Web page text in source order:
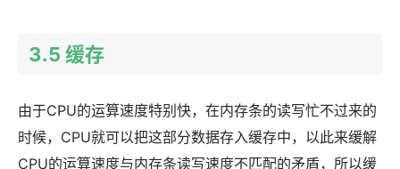
3.5 缓存
由于CPU的运算速度特别快，在内存条的读写忙不过来的
时候，CPU就可以把这部分数据存入缓存中，以此来缓解
CPU的运算速度与内存条读写速度不匹配的矛盾，所以缓